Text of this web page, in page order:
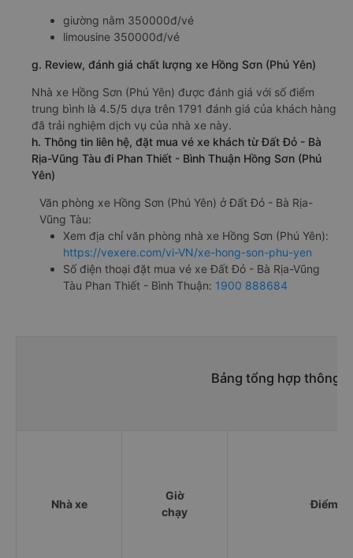
giường nằm 350000đ/vé
limousine 350000đ/vé
g. Review, đánh giá chất lượng xe Hồng Sơn (Phú Yên)
Nhà xe Hồng Sơn (Phú Yên) được đánh giá với số điểm
trung bình là 4.5/5 dựa trên 1791 đánh giá của khách hàng
đã trải nghiệm dịch vụ của nhà xe này.
h. Thông tin liên hệ, đặt mua vé xe khách từ Đất Đỏ - Bà
Rịa-Vũng Tàu đi Phan Thiết - Bình Thuận Hồng Sơn (Phú
Yên)
Văn phòng xe Hồng Sơn (Phú Yên) ở Đất Đỏ - Bà Rịa-
Vũng Tàu:
Xem địa chỉ văn phòng nhà xe Hồng Sơn (Phú Yên):
https://vexere.com/vi-VN/xe-hong-son-phu-yen
Số điện thoại đặt mua vé xe Đất Đỏ - Bà Rịa-Vũng
Tàu Phan Thiết - Bình Thuận: 1900 888684
Bảng tổng hợp thông
Nhà xe
Giờ
chạy
Điểm đi